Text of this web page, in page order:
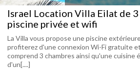
Israel Location Villa Eilat de 3
piscine privée et wifi
La Villa vous propose une piscine
profiterez d'une connexion Wi-Fi gratuite
comprend 3 chambres ainsi qu'une cuisine
d'un[....]